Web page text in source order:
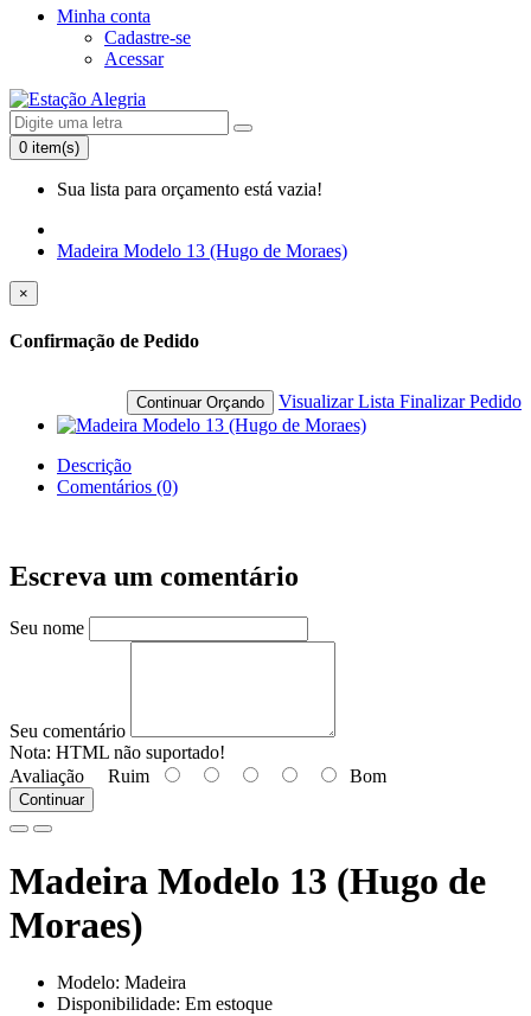
Minha conta
Cadastre-se
Acessar
0 item(s)
Sua lista para orçamento está vazia!
Madeira Modelo 13 (Hugo de Moraes)
×
Confirmação de Pedido
Continuar Orçando Visualizar Lista Finalizar Pedido
Descrição
Comentários (0)
Escreva um comentário
Seu nome
Seu comentário
Nota: HTML não suportado!
Avaliação Ruim Bom
Continuar
Madeira Modelo 13 (Hugo de
Moraes)
Modelo: Madeira
Disponibilidade: Em estoque